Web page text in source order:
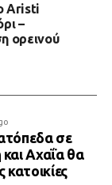
Aristi
–
ορεινού
σε
Αχαΐα θα
κατοικίες